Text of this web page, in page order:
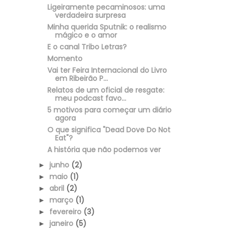
Ligeiramente pecaminosos: uma
verdadeira surpresa
Minha querida Sputnik: o realismo
mágico e o amor
E o canal Tribo Letras?
Momento
Vai ter Feira Internacional do Livro
em Ribeirão P...
Relatos de um oficial de resgate:
meu podcast favo...
5 motivos para começar um diário
agora
O que significa "Dead Dove Do Not
Eat"?
A história que não podemos ver
► junho (2)
►maio (1)
► abril (2)
►março (1)
► fevereiro (3)
► janeiro (5)